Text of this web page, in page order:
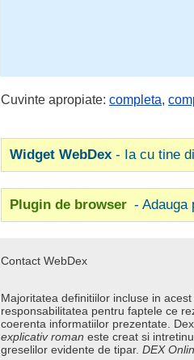
Cuvinte apropiate: completa,
Widget WebDex - Ia cu tine
Plugin de browser - Adauga
Contact WebDex
Majoritatea definitiilor incluse in acest
responsabilitatea pentru faptele ce
coerenta informatiilor prezentate.
explicativ roman este creat si
greselilor evidente de tipar. DEX